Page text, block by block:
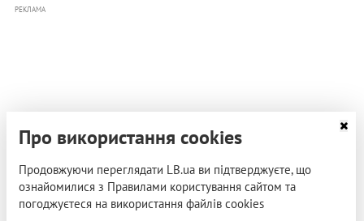
РЕКЛАМА
Про використання cookies
Продовжуючи переглядати LB.ua ви підтверджуєте, що
ознайомилися з Правилами користування сайтом та
погоджуєтеся на використання файлів cookies